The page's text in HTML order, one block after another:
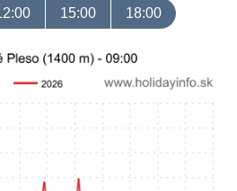
15:00 18:00